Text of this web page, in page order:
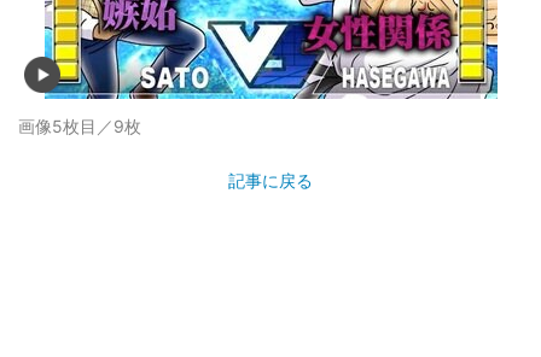
画像5枚目／9枚
記事に戻る